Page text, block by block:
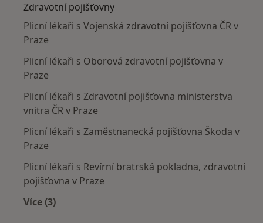
Zdravotní pojišťovny
Plicní lékaři s Vojenská zdravotní pojišťovna ČR v
Praze
Plicní lékaři s Oborová zdravotní pojišťovna v
Praze
Plicní lékaři s Zdravotní pojišťovna ministerstva
vnitra ČR v Praze
Plicní lékaři s Zaměstnanecká pojišťovna Škoda v
Praze
Plicní lékaři s Revírní bratrská pokladna, zdravotní
pojišťovna v Praze
Více (3)